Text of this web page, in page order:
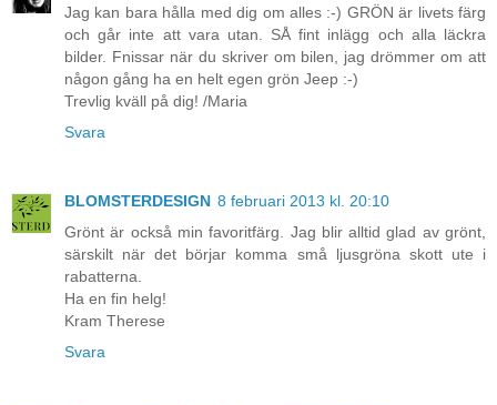
Jag kan bara hålla med dig om alles :-) GRÖN är livets färg
och går inte att vara utan. SÅ fint inlägg och alla läckra
bilder. Fnissar när du skriver om bilen, jag drömmer om att
någon gång ha en helt egen grön Jeep :-)
Trevlig kväll på dig! /Maria
Svara
BLOMSTERDESIGN 8 februari 2013 kl. 20:10
Grönt är också min favoritfärg. Jag blir alltid glad av grönt,
särskilt när det börjar komma små ljusgröna skott ute i
rabatterna.
Ha en fin helg!
Kram Therese
Svara